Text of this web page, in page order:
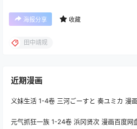
海报分享 收藏
田中靖规
近期漫画
义妹生活 1-4卷 三河ごーすと 奏ユミカ 漫
元气抓狂一族 1-24卷 浜冈贤次 漫画百度网